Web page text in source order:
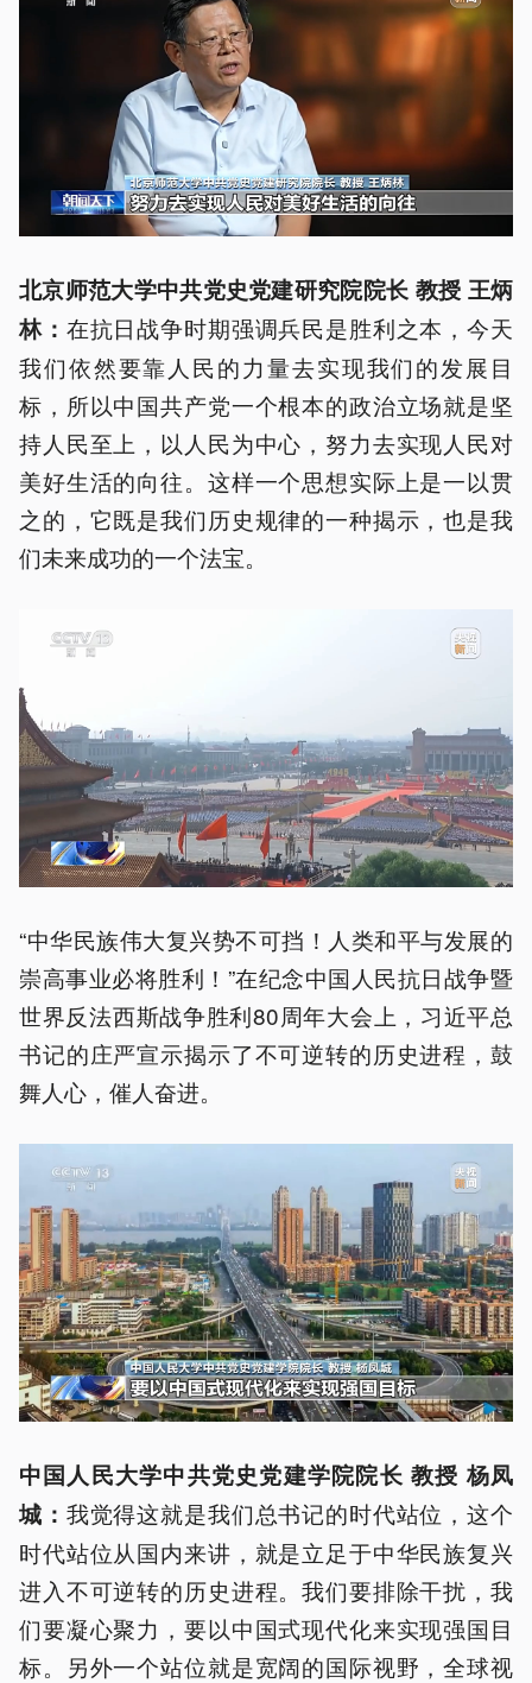
北京师范大学中共党史党建研究院院长 教授 王炳
林： 在抗日战争时期强调兵民是胜利之本，今天
我们依然要靠人民的力量去实现我们的发展目
标，所以中国共产党一个根本的政治立场就是坚
持人民至上，以人民为中心，努力去实现人民对
美好生活的向往。这样一个思想实际上是一以贯
之的，它既是我们历史规律的一种揭示，也是我
们未来成功的一个法宝。
“中华民族伟大复兴势不可挡！人类和平与发展的
崇高事业必将胜利！”在纪念中国人民抗日战争暨
世界反法西斯战争胜利80周年大会上，习近平总
书记的庄严宣示揭示了不可逆转的历史进程，鼓
舞人心，催人奋进。
中国人民大学中共党史党建学院院长 教授 杨凤
城： 我觉得这就是我们总书记的时代站位，这个
时代站位从国内来讲，就是立足于中华民族复兴
进入不可逆转的历史进程。我们要排除干扰，我
们要凝心聚力，要以中国式现代化来实现强国目
标。另外一个站位就是宽阔的国际视野，全球视